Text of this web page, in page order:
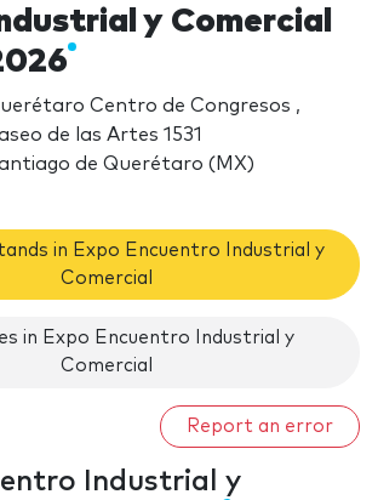
y Comercial
Centro de Congresos ,
de las Artes 1531
de Querétaro (MX)
in Expo Encuentro Industrial y
Comercial
in Expo Encuentro Industrial y
Comercial
Report an error
Industrial y